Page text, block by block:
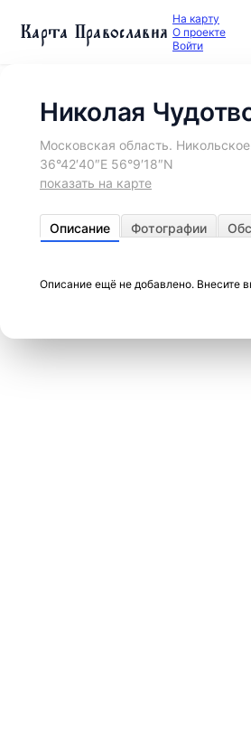
Карта Православия На карту
О проекте
Войти
Николая
Московская область.
36°42′40″E 56°9′18″N
показать на карте
Описание Фотографии
Описание ещё не добавлено. Внесите